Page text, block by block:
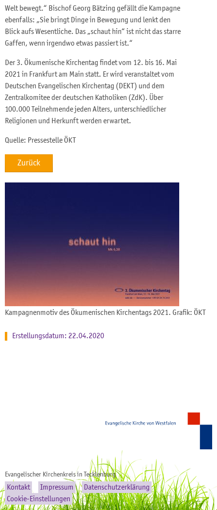
Welt bewegt.“ Bischof Georg Bätzing gefällt die Kampagne
ebenfalls: „Sie bringt Dinge in Bewegung und lenkt den
Blick aufs Wesentliche. Das „schaut hin“ ist nicht das starre
Gaffen, wenn irgendwo etwas passiert ist.“
Der 3. Ökumenische Kirchentag findet vom 12. bis 16. Mai
2021 in Frankfurt am Main statt. Er wird veranstaltet vom
Deutschen Evangelischen Kirchentag (DEKT) und dem
Zentralkomitee der deutschen Katholiken (ZdK). Über
100.000 Teilnehmende jeden Alters, unterschiedlicher
Religionen und Herkunft werden erwartet.
Quelle: Pressestelle ÖKT
Zurück
Kampagnenmotiv des Ökumenischen Kirchentags 2021. Grafik: ÖKT
Erstellungsdatum: 22.04.2020
Evangelischer Kirchenkreis in Tecklenburg
Kontakt Impressum
Datenschutzerklärung
Cookie-Einstellungen